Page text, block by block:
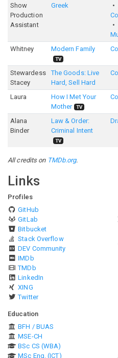
Show
Production
Assistant
Greek
Whitney Modern Family
TV
Stewardess
Stacey
The Goods: Live
Hard, Sell Hard
Laura
How I Met Your
Mother
TV
Alana
Binder
Law & Order:
Criminal Intent
TV
All credits on TMDb.org.
Links
Profiles
GitHub
GitLab
Bitbucket
Stack Overflow
DEV Community
IMDb
TMDb
LinkedIn
XING
Twitter
Education
BFH / BUAS
MSE-CH
BSc CS (WBA)
MSc Eng. (ICT)